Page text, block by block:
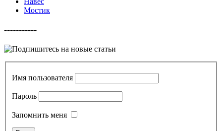
Мостик
-----------
Имя пользователя
Пароль
Запомнить меня